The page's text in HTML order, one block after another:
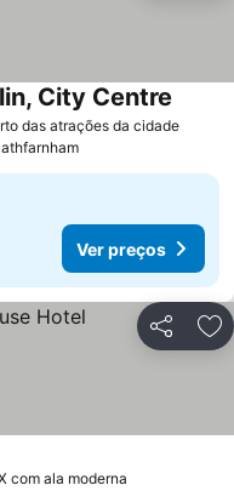
das atrações da cidadeVer
City Centre
Ver preços
Partilhar
com ala moderna
preços